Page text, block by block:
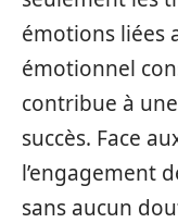
émotions liées
émotionnel
contribue à
succès. Face
l’engagement
sans aucun